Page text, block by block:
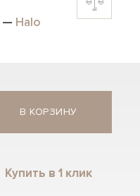
— Halo
В КОРЗИНУ
Купить в 1 клик